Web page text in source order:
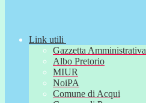
Link utili
Gazzetta Amministrativa
Albo Pretorio
MIUR
NoiPA
Comune di Acqui